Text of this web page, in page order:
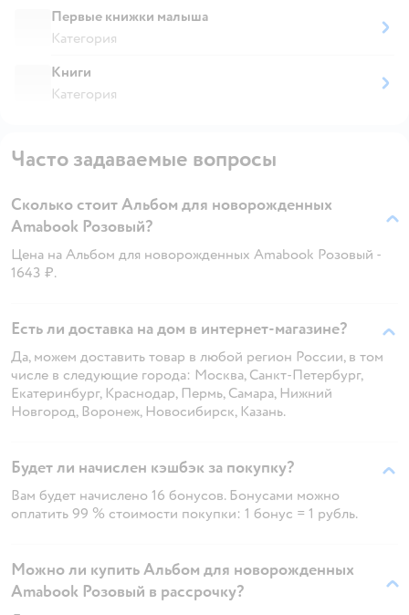
Первые книжки малыша
Категория
Книги
Категория
Часто задаваемые вопросы
Сколько стоит Альбом для новорожденных
Amabook Розовый?
Цена на Альбом для новорожденных Amabook Розовый -
1643 ₽.
Есть ли доставка на дом в интернет-магазине?
Да, можем доставить товар в любой регион России, в том
числе в следующие города: Москва, Санкт-Петербург,
Екатеринбург, Краснодар, Пермь, Самара, Нижний
Новгород, Воронеж, Новосибирск, Казань.
Будет ли начислен кэшбэк за покупку?
Вам будет начислено 16 бонусов. Бонусами можно
оплатить 99 % стоимости покупки: 1 бонус = 1 рубль.
Можно ли купить Альбом для новорожденных
Amabook Розовый в рассрочку?